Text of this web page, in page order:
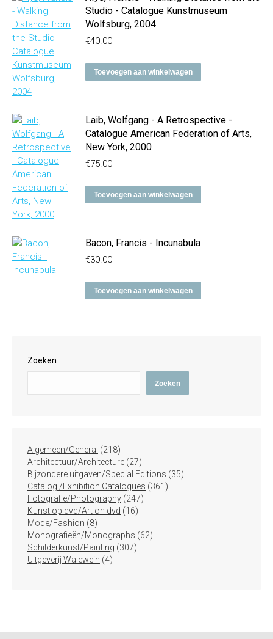
Studio - Catalogue Kunstmuseum
Wolfsburg, 2004
€40.00
Toevoegen aan winkelwagen
Laib, Wolfgang - A Retrospective -
Catalogue American Federation of Arts,
New York, 2000
€75.00
Toevoegen aan winkelwagen
Bacon, Francis - Incunabula
€30.00
Toevoegen aan winkelwagen
Zoeken
Zoeken
Algemeen/General 218218
producten
Architectuur/Architecture 2727
producten
Bijzondere uitgaven/Special Editions 3535
Catalogi/Exhibition Catalogues 361 361
Fotografie/Photography 247247
Kunst op dvd/Art on dvd 1616
Mode/Fashion 88
producten
Monografieën/Monographs 6262
Schilderkunst/Painting 307307
Uitgeverij Walewein 44